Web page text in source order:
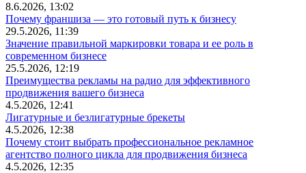
8.6.2026, 13:02
Почему франшиза — это готовый путь к бизнесу
29.5.2026, 11:39
Значение правильной маркировки товара и ее роль в
современном бизнесе
25.5.2026, 12:19
Преимущества рекламы на радио для эффективного
продвижения вашего бизнеса
4.5.2026, 12:41
Лигатурные и безлигатурные брекеты
4.5.2026, 12:38
Почему стоит выбрать профессиональное рекламное
агентство полного цикла для продвижения бизнеса
4.5.2026, 12:35